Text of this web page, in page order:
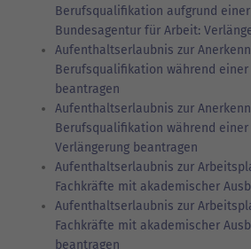
Berufsqualifikation aufgrund
Bundesagentur für Arbeit:
Aufenthaltserlaubnis zur
Berufsqualifikation während
beantragen
Aufenthaltserlaubnis zur
Berufsqualifikation während einer
Verlängerung beantragen
Aufenthaltserlaubnis zur
Fachkräfte mit akademischer
Aufenthaltserlaubnis zur
Fachkräfte mit akademischer
beantragen